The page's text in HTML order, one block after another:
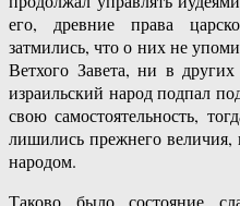
его, древние права
затмились, что о них не
Ветхого Завета, ни в
израильский народ подпал
свою самостоятельность,
лишились прежнего величия,
народом.